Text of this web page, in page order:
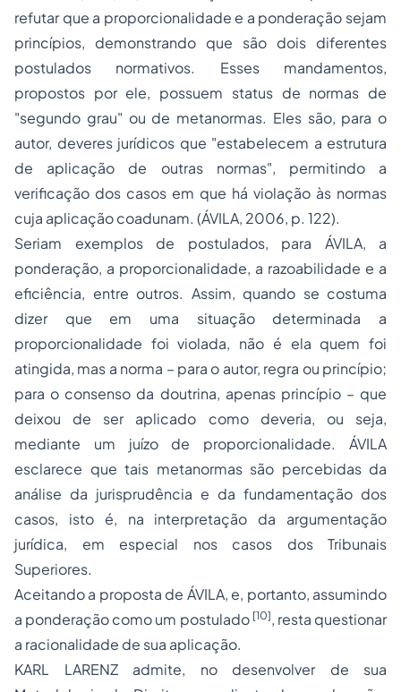
refutar que a proporcionalidade e a ponderação sejam
princípios, demonstrando que são dois diferentes
postulados normativos. Esses mandamentos,
propostos por ele, possuem statusde normas de
"segundo grau" ou de metanormas. Eles são, para o
autor, deveres jurídicos que "estabelecem a estrutura
de aplicação de outras normas", permitindo a
verificação dos casos em que há violação às normas
cuja aplicação coadunam. (ÁVILA, 2006, p. 122).
Seriam exemplos de postulados, para ÁVILA, a
ponderação, a proporcionalidade, a razoabilidade e a
eficiência, entre outros. Assim, quando se costuma
dizer que em uma situação determinada a
proporcionalidade foi violada, não é ela quem foi
atingida, mas a norma – para o autor, regra ou princípio;
para o consenso da doutrina, apenas princípio– que
deixou de ser aplicado como deveria, ou seja,
mediante um juízo de proporcionalidade. ÁVILA
esclarece que tais metanormas são percebidas da
análise da jurisprudência e da fundamentação dos
casos, isto é, na interpretação da argumentação
jurídica, em especial nos casos dos Tribunais
Superiores.
Aceitando a proposta de ÁVILA, e, portanto, assumindo
a ponderação como um postulado [10], resta questionar
a racionalidade de sua aplicação.
KARL LARENZ admite, no desenvolver de sua